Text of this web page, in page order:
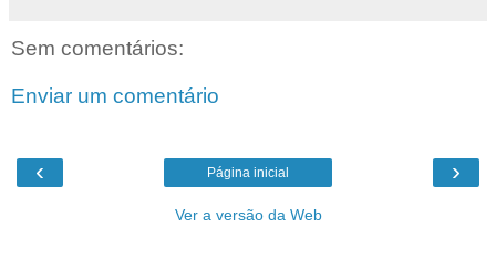
Sem comentários:
Enviar um comentário
‹ ›
Página inicial
Ver a versão da Web